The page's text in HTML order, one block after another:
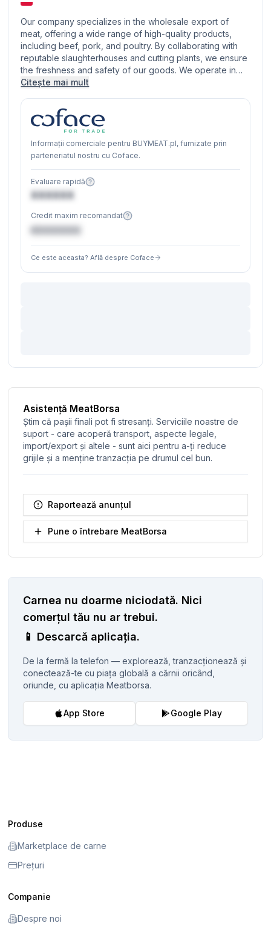
Our company specializes in the wholesale export of
meat, offering a wide range of high-quality products,
including beef, pork, and poultry. By collaborating with
reputable slaughterhouses and cutting plants, we ensure
the freshness and safety of our goods. We operate in…
Citește mai mult
Informații comerciale pentru BUYMEAT.pl, furnizate prin
parteneriatul nostru cu Coface.
Evaluare rapidă
XXXXXX
Credit maxim recomandat
€XXXXXX
Ce este aceasta? Află despre Coface
Asistență MeatBorsa
Știm că pașii finali pot fi stresanți. Serviciile noastre de
suport - care acoperă transport, aspecte legale,
import/export și altele - sunt aici pentru a-ți reduce
grijile și a menține tranzacția pe drumul cel bun.
Raportează anunțul
Pune o întrebare MeatBorsa
Carnea nu doarme niciodată. Nici
comerțul tău nu ar trebui.
📱 Descarcă aplicația.
De la fermă la telefon — explorează, tranzacționează și
conectează-te cu piața globală a cărnii oricând,
oriunde, cu aplicația Meatborsa.
App Store Google Play
Produse
Marketplace de carne
Prețuri
Companie
Despre noi